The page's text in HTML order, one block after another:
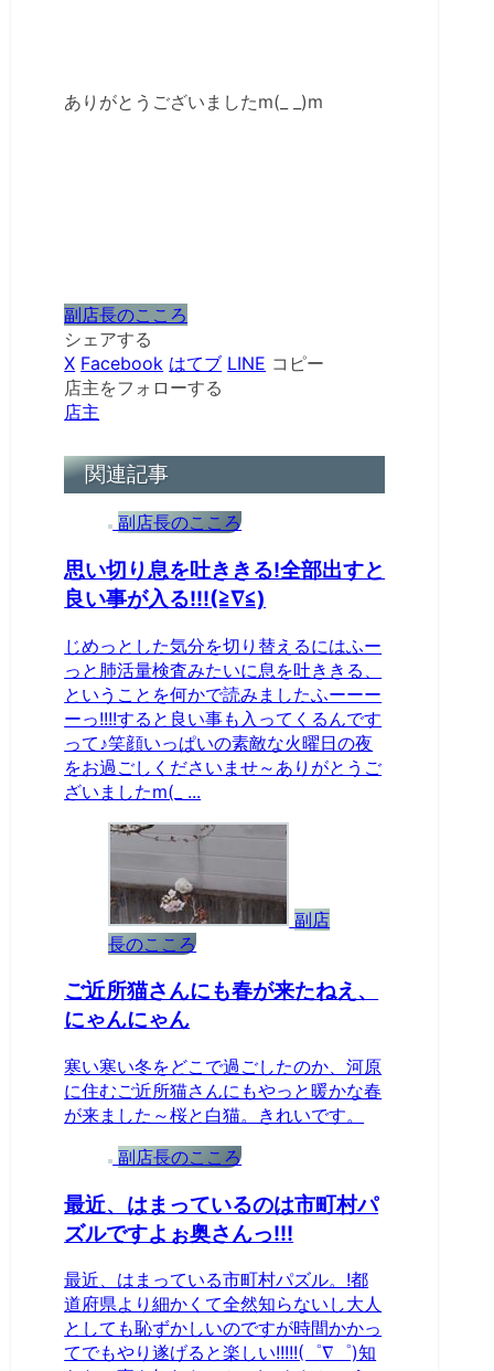
ありがとうございましたm(_ _)m
副店長のこころ
シェアする
X Facebook はてブ LINE コピー
店主をフォローする
店主
関連記事
副店長のこころ
思い切り息を吐ききる!全部出すと
良い事が入る!!!(≧∇≦)
じめっとした気分を切り替えるにはふー
っと肺活量検査みたいに息を吐ききる、
ということを何かで読みましたふーーー
ーっ!!!!すると良い事も入ってくるんです
って♪笑顔いっぱいの素敵な火曜日の夜
をお過ごしくださいませ～ありがとうご
ざいましたm(_ ...
副店
長のこころ
ご近所猫さんにも春が来たねえ、
にゃんにゃん
寒い寒い冬をどこで過ごしたのか、河原
に住むご近所猫さんにもやっと暖かな春
が来ました～桜と白猫。きれいです。
副店長のこころ
最近、はまっているのは市町村パ
ズルですよぉ奥さんっ!!!
最近、はまっている市町村パズル。!都
道府県より細かくて全然知らないし大人
としても恥ずかしいのですが時間かかっ
てでもやり遂げると楽しい!!!!!(゜∇゜)知